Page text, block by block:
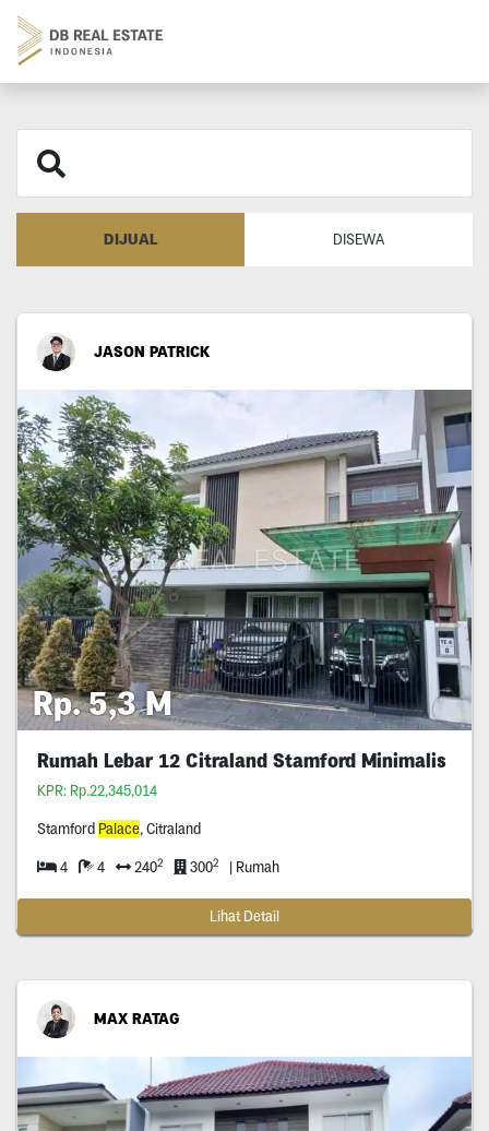
DIJUAL DISEWA
JASON PATRICK
Rp. 5,3 M
Rumah Lebar 12 Citraland Stamford Minimalis
KPR: Rp.22,345,014
Stamford Palace, Citraland
4 4 2402 3002 | Rumah
Lihat Detail
MAX RATAG